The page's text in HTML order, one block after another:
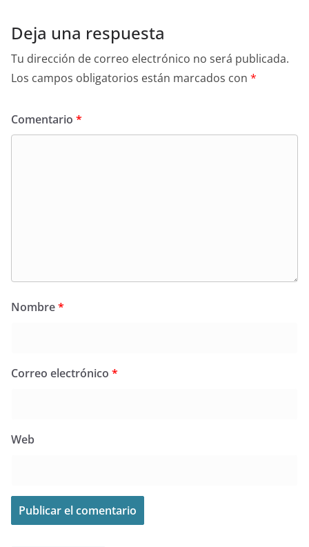
Deja una respuesta
Tu dirección de correo electrónico no será publicada.
Los campos obligatorios están marcados con *
Comentario *
Nombre*
Correo electrónico *
Web